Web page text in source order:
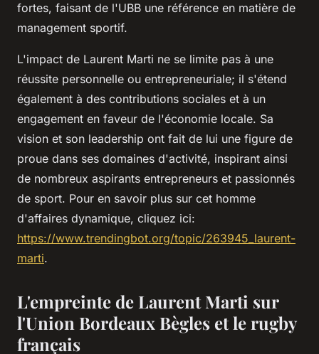
fortes, faisant de l'UBB une référence en matière de
management sportif.
L'impact de Laurent Marti ne se limite pas à une
réussite personnelle ou entrepreneuriale; il s'étend
également à des contributions sociales et à un
engagement en faveur de l'économie locale. Sa
vision et son leadership ont fait de lui une figure de
proue dans ses domaines d'activité, inspirant ainsi
de nombreux aspirants entrepreneurs et passionnés
de sport. Pour en savoir plus sur cet homme
d'affaires dynamique, cliquez ici:
https://www.trendingbot.org/topic/263945_laurent-
marti.
L'empreinte de Laurent Marti sur
l'Union Bordeaux Bègles et le rugby
français